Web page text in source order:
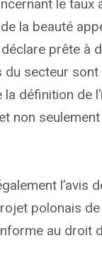
le taux
de la beauté
prête à
du secteur
la définition de
non
l’avis
polonais
au droit